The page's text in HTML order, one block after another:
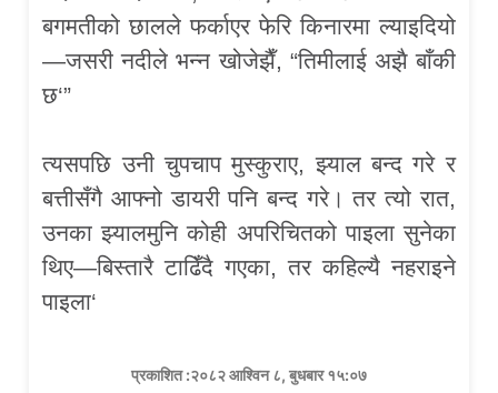
बगमतीको छालले फर्काएर फेरि किनारमा ल्याइदियो
—जसरी नदीले भन्न खोजेझैँ, “तिमीलाई अझै बाँकी
छ‘”
त्यसपछि उनी चुपचाप मुस्कुराए, झ्याल बन्द गरे र
बत्तीसँगै आफ्नो डायरी पनि बन्द गरे। तर त्यो रात,
उनका झ्यालमुनि कोही अपरिचितको पाइला सुनेका
थिए—बिस्तारै टाढिँदै गएका, तर कहिल्यै नहराइने
पाइला‘
प्रकाशित :२०८२ आश्विन ८, बुधबार १५:०७